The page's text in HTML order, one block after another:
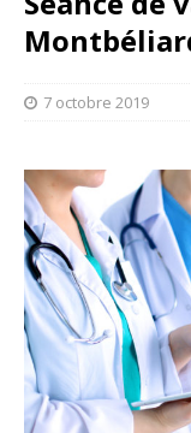
7 octobre 2019